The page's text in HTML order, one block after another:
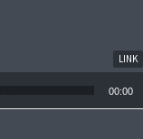
LINK
00:00